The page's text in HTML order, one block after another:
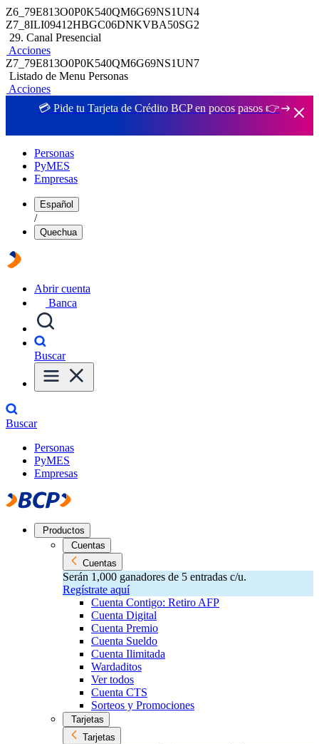
Z6_79E813O0P0K540QM6G69NS1UN4
Z7_8ILI09412HBGC06DNKVBA50SG2
29. Canal Presencial
Acciones
Z7_79E813O0P0K540QM6G69NS1UN7
Listado de Menu Personas
Acciones
💳 Pide tu Tarjeta de Crédito BCP en pocos pasos 👉
Personas
PyMES
Empresas
Español
/
Quechua
Abrir cuenta
Banca
Buscar
Buscar
Personas
PyMES
Empresas
Productos
Cuentas
Cuentas
Serán 1,000 ganadores de 5 entradas c/u.
Regístrate aquí
Cuenta Contigo: Retiro AFP
Cuenta Digital
Cuenta Premio
Cuenta Sueldo
Cuenta Ilimitada
Wardaditos
Ver todos
Cuenta CTS
Sorteos y Promociones
Tarjetas
Tarjetas